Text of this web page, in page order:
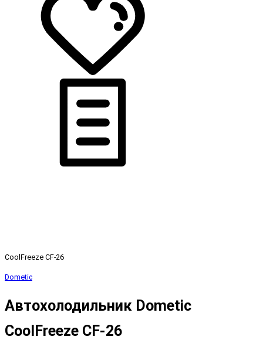
CoolFreeze CF-26
Dometic
Автохолодильник Dometic
CoolFreeze CF-26